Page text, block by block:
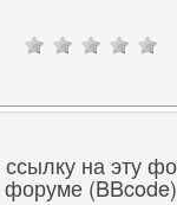
ссылку на эту
форуме (BBcode)